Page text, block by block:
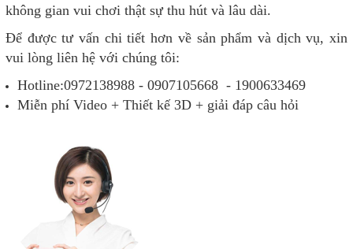
không gian vui chơi thật sự thu hút và lâu dài.
Để được tư vấn chi tiết hơn về sản phẩm và dịch vụ, xin
vui lòng liên hệ với chúng tôi:
Hotline:0972138988 - 0907105668 - 1900633469
Miễn phí Video + Thiết kế 3D + giải đáp câu hỏi